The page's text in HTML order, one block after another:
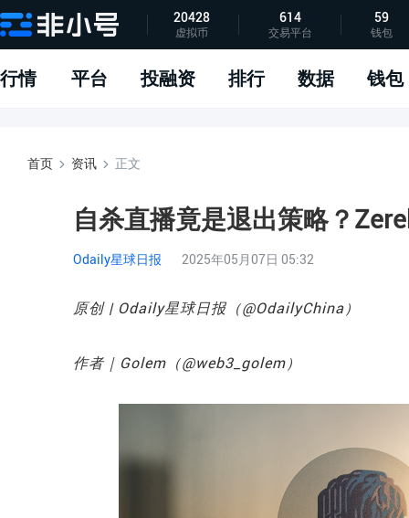
APP下载
指标说明
问题反馈
20428
虚拟币
614
交易平台
59
钱包
行情 平台 投融资 排行 数据 钱包
首页 资讯 正文
自杀直播竟是退出策略？
Odaily星球日报 2025年05月07日 05:32
原创 | Odaily星球日报（@OdailyChina）
作者｜Golem（@web3_golem）